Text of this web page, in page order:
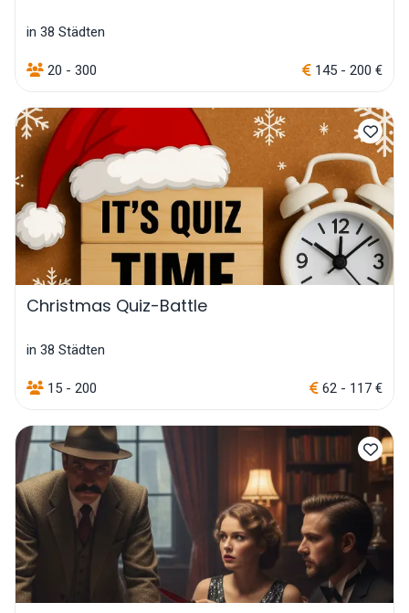
in 38 Städten
20 - 300 145 - 200 €
Christmas Quiz-Battle
in 38 Städten
15 - 200 62 - 117 €